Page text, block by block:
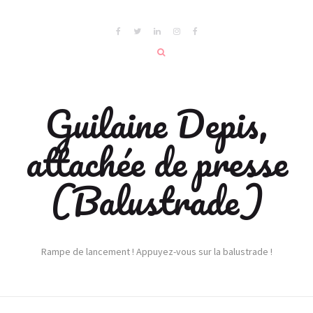
Guilaine Depis,
attachée de presse
(Balustrade)
Rampe de lancement ! Appuyez-vous sur la balustrade !